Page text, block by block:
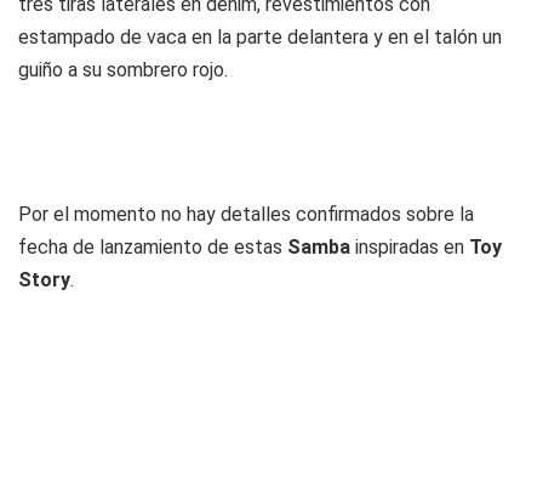
estampado de vaca en la parte delantera y en el talón un
guiño a su sombrero rojo.
Por el momento no hay detalles confirmados sobre la
fecha de lanzamiento de estas Samba inspiradas en Toy
Story.